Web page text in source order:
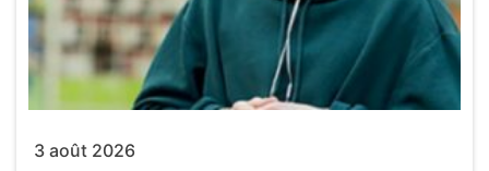
3 août 2026